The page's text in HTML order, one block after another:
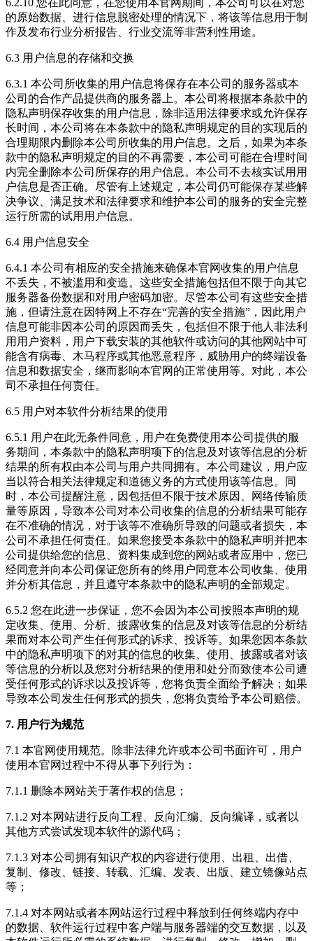
的原始数据、进行信息脱密处理的情况下，将该等信息用于制
作及发布行业分析报告、行业交流等非营利性用途。
6.3 用户信息的存储和交换
6.3.1 本公司所收集的用户信息将保存在本公司的服务器或本
公司的合作产品提供商的服务器上。本公司将根据本条款中的
隐私声明保存收集的用户信息，除非适用法律要求或允许保存
长时间，本公司将在本条款中的隐私声明规定的目的实现后的
合理期限内删除本公司所收集的用户信息。之后，如果为本条
款中的隐私声明规定的目的不再需要，本公司可能在合理时间
内完全删除本公司所保存的用户信息。本公司不去核实试用用
户信息是否正确。尽管有上述规定，本公司仍可能保存某些解
决争议、满足技术和法律要求和维护本公司的服务的安全完整
运行所需的试用用户信息。
6.4 用户信息安全
6.4.1 本公司有相应的安全措施来确保本官网收集的用户信息
不丢失，不被滥用和变造。这些安全措施包括但不限于向其它
服务器备份数据和对用户密码加密。尽管本公司有这些安全措
施，但请注意在因特网上不存在“完善的安全措施”，因此用户
信息可能非因本公司的原因而丢失，包括但不限于他人非法利
用用户资料，用户下载安装的其他软件或访问的其他网站中可
能含有病毒、木马程序或其他恶意程序，威胁用户的终端设备
信息和数据安全，继而影响本官网的正常使用等。对此，本公
司不承担任何责任。
6.5 用户对本软件分析结果的使用
6.5.1 用户在此无条件同意，用户在免费使用本公司提供的服
务期间，本条款中的隐私声明项下的信息及对该等信息的分析
结果的所有权由本公司与用户共同拥有。本公司建议，用户应
当以符合相关法律规定和道德义务的方式使用该等信息。同
时，本公司提醒注意，因包括但不限于技术原因、网络传输质
量等原因，导致本公司对本公司收集的信息的分析结果可能存
在不准确的情况，对于该等不准确所导致的问题或者损失，本
公司不承担任何责任。如果您接受本条款中的隐私声明并把本
公司提供给您的信息、资料集成到您的网站或者应用中，您已
经同意并向本公司保证您所有的终用户同意本公司收集、使用
并分析其信息，并且遵守本条款中的隐私声明的全部规定。
6.5.2 您在此进一步保证，您不会因为本公司按照本声明的规
定收集、使用、分析、披露收集的信息及对该等信息的分析结
果而对本公司产生任何形式的诉求、投诉等。如果您因本条款
中的隐私声明项下的对其的信息的收集、使用、披露或者对该
等信息的分析以及您对分析结果的使用和处分而致使本公司遭
受任何形式的诉求以及投诉等，您将负责全面给予解决；如果
导致本公司发生任何形式的损失，您将负责给予本公司赔偿。
7. 用户行为规范
7.1 本官网使用规范。除非法律允许或本公司书面许可，用户
使用本官网过程中不得从事下列行为：
7.1.1 删除本网站关于著作权的信息；
7.1.2 对本网站进行反向工程、反向汇编、反向编译，或者以
其他方式尝试发现本软件的源代码；
7.1.3 对本公司拥有知识产权的内容进行使用、出租、出借、
复制、修改、链接、转载、汇编、发表、出版、建立镜像站点
等；
7.1.4 对本网站或者本网站运行过程中释放到任何终端内存中
的数据、软件运行过程中客户端与服务器端的交互数据，以及